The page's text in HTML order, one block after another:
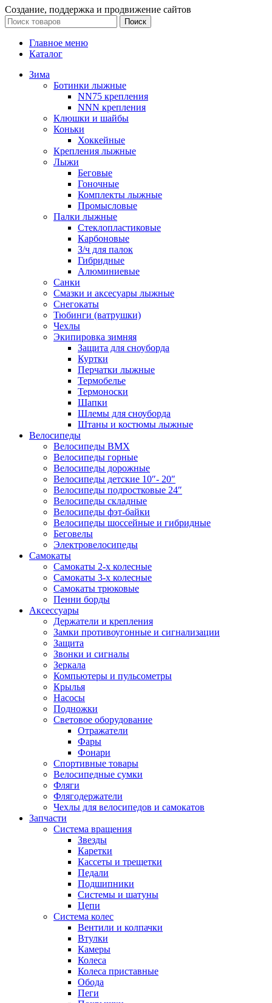
Создание, поддержка и продвижение сайтов
Поиск
Главное меню
Каталог
Зима
Ботинки лыжные
NN75 крепления
NNN крепления
Клюшки и шайбы
Коньки
Хоккейные
Крепления лыжные
Лыжи
Беговые
Гоночные
Комплекты лыжные
Промысловые
Палки лыжные
Стеклопластиковые
Карбоновые
З/ч для палок
Гибридные
Алюминиевые
Санки
Смазки и аксесуары лыжные
Снегокаты
Тюбинги (ватрушки)
Чехлы
Экипировка зимняя
Защита для сноуборда
Куртки
Перчатки лыжные
Термобелье
Термоноски
Шапки
Шлемы для сноуборда
Штаны и костюмы лыжные
Велосипеды
Велосипеды BMX
Велосипеды горные
Велосипеды дорожные
Велосипеды детские 10″- 20″
Велосипеды подростковые 24″
Велосипеды складные
Велосипеды фэт-байки
Велосипеды шоссейные и гибридные
Беговелы
Электровелосипеды
Самокаты
Самокаты 2-х колесные
Самокаты 3-х колесные
Самокаты трюковые
Пенни борды
Аксессуары
Держатели и крепления
Замки противоугонные и сигнализации
Защита
Звонки и сигналы
Зеркала
Компьютеры и пульсометры
Крылья
Насосы
Подножки
Световое оборудование
Отражатели
Фары
Фонари
Спортивные товары
Велосипедные сумки
Фляги
Флягодержатели
Чехлы для велосипедов и самокатов
Запчасти
Система вращения
Звезды
Каретки
Кассеты и трещетки
Педали
Подшипники
Системы и шатуны
Цепи
Система колес
Вентили и колпачки
Втулки
Камеры
Колеса
Колеса приставные
Обода
Пеги